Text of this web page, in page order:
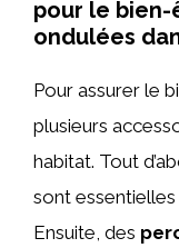
pour le
ondulées
Pour assurer le
plusieurs
habitat. Tout
sont
Ensuite, des